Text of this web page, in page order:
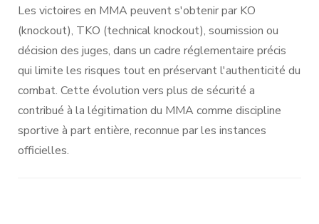
Les victoires en MMA peuvent s'obtenir par KO
(knockout), TKO (technical knockout), soumission ou
décision des juges, dans un cadre réglementaire précis
qui limite les risques tout en préservant l'authenticité du
combat. Cette évolution vers plus de sécurité a
contribué à la légitimation du MMA comme discipline
sportive à part entière, reconnue par les instances
officielles.